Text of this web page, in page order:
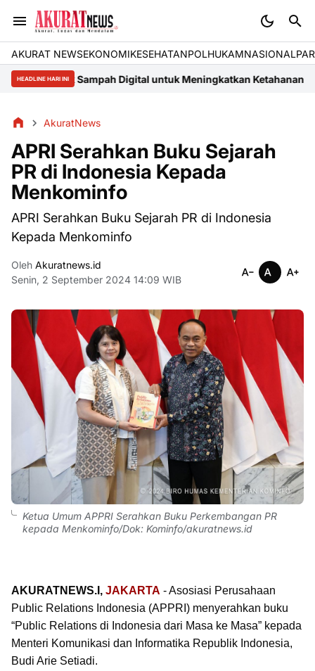
AKURAT NEWSEKONOMIKESEHATANPOLHUKAMNASIONAL
HEADLINE HARI INI
Sampah Digital untuk Meningkatkan Ketahanan
AkuratNews
APRI Serahkan Buku Sejarah
PR di Indonesia Kepada
Menkominfo
APRI Serahkan Buku Sejarah PR di Indonesia
Kepada Menkominfo
Oleh Akuratnews.id
Senin, 2 September 2024 14:09 WIB
Ketua Umum APPRI Serahkan Buku Perkembangan PR
kepada Menkominfo/Dok: Kominfo/akuratnews.id
AKURATNEWS.I, JAKARTA - Asosiasi Perusahaan
Public Relations Indonesia (APPRI) menyerahkan buku
“Public Relations di Indonesia dari Masa ke Masa” kepada
Menteri Komunikasi dan Informatika Republik Indonesia,
Budi Arie Setiadi.